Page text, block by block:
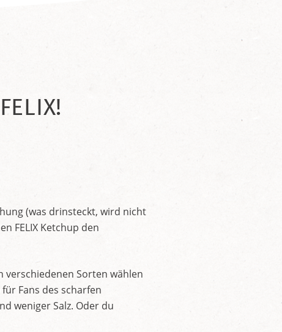
(was drinsteckt, wird nicht
FELIX Ketchup den
verschiedenen Sorten wählen
Fans des scharfen
weniger Salz. Oder du